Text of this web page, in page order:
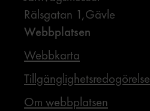
Rälsgatan 1,Gävle
Webbplatsen
Webbkarta
Tillgänglighetsredogörelse
Om webbplatsen